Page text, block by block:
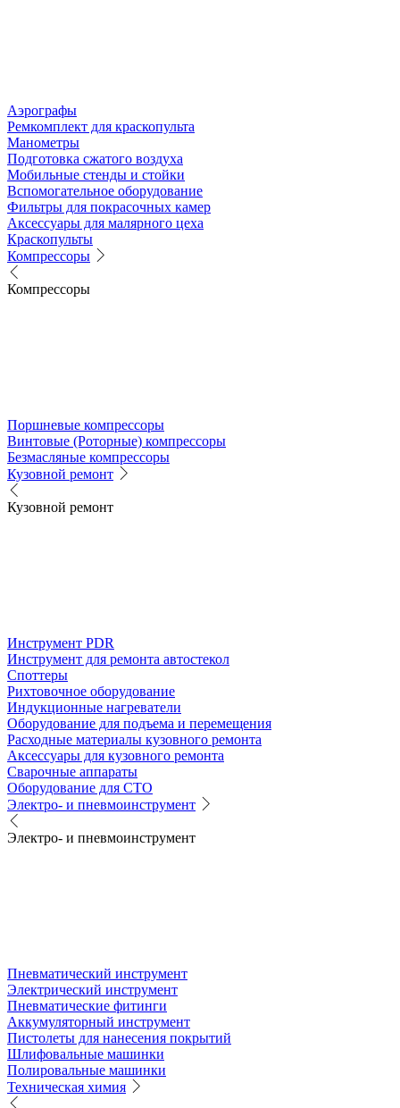
Аэрографы
Ремкомплект для краскопульта
Манометры
Подготовка сжатого воздуха
Мобильные стенды и стойки
Вспомогательное оборудование
Фильтры для покрасочных камер
Аксессуары для малярного цеха
Краскопульты
Компрессоры
Компрессоры
Поршневые компрессоры
Винтовые (Роторные) компрессоры
Безмасляные компрессоры
Кузовной ремонт
Кузовной ремонт
Инструмент PDR
Инструмент для ремонта автостекол
Споттеры
Рихтовочное оборудование
Индукционные нагреватели
Оборудование для подъема и перемещения
Расходные материалы кузовного ремонта
Аксессуары для кузовного ремонта
Сварочные аппараты
Оборудование для СТО
Электро- и пневмоинструмент
Электро- и пневмоинструмент
Пневматический инструмент
Электрический инструмент
Пневматические фитинги
Аккумуляторный инструмент
Пистолеты для нанесения покрытий
Шлифовальные машинки
Полировальные машинки
Техническая химия